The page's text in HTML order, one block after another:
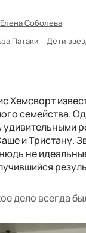
Елена Соболева
Патаки Дети
Хемсворт
семейства.
и Тристану.
не
дело всегда